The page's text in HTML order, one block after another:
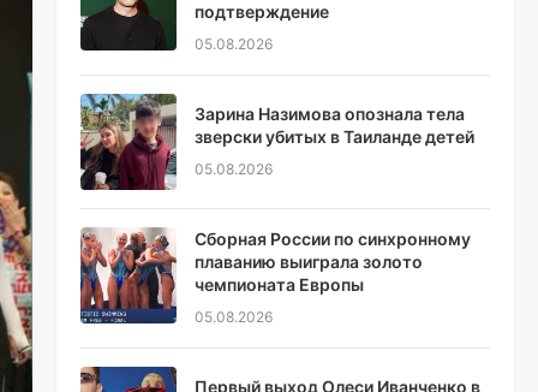
подтверждение
05.08.2026
Зарина Назимова опознала тела
зверски убитых в Таиланде детей
05.08.2026
Сборная России по синхронному
плаванию выиграла золото
чемпионата Европы
05.08.2026
Первый выход Олеси Иванченко в